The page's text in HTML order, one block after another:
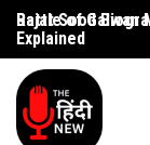
Rajat Sood
Explained
Battle of Galwan